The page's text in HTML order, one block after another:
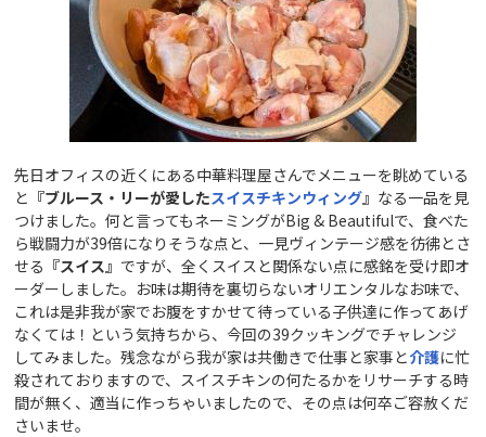
先日オフィスの近くにある中華料理屋さんでメニューを眺めている
と 『ブルース・リーが愛したスイスチキンウィング』 なる一品を見
つけました。何と言ってもネーミングがBig & Beautifulで、食べた
ら戦闘力が39倍になりそうな点と、一見ヴィンテージ感を彷彿とさ
せる 『スイス』 ですが、全くスイスと関係ない点に感銘を受け即オ
ーダーしました。お味は期待を裏切らないオリエンタルなお味で、
これは是非我が家でお腹をすかせて待っている子供達に作ってあげ
なくては！という気持ちから、今回の39クッキングでチャレンジ
してみました。残念ながら我が家は共働きで仕事と家事と介護に忙
殺されておりますので、スイスチキンの何たるかをリサーチする時
間が無く、適当に作っちゃいましたので、その点は何卒ご容赦くだ
さいませ。